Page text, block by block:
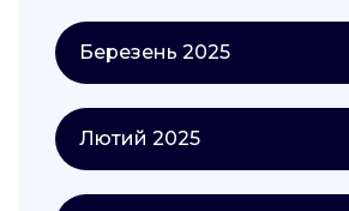
Березень 2025
Лютий 2025